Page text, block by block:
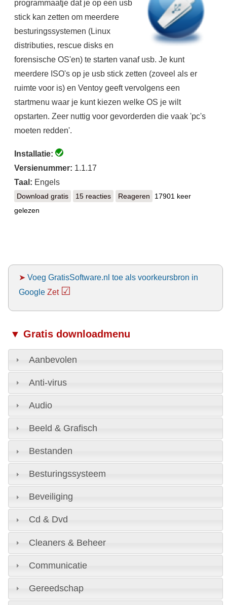
programmaatje dat je op een usb
stick kan zetten om meerdere
besturingssystemen (Linux
distributies, rescue disks en
forensische OS'en) te starten vanaf usb. Je kunt
meerdere ISO's op je usb stick zetten (zoveel als er
ruimte voor is) en Ventoy geeft vervolgens een
startmenu waar je kunt kiezen welke OS je wilt
opstarten. Zeer nuttig voor gevorderden die vaak 'pc's
moeten redden'.
Installatie:
Versienummer: 1.1.17
Taal: Engels
Download gratisVentoy
15 reacties Reageren
17901 keer
gelezen
➤ Voeg GratisSoftware.nl toe als voorkeursbron in
Google Zet ☑
▼ Gratis downloadmenu
Aanbevolen
Anti-virus
Audio
Beeld & Grafisch
Bestanden
Besturingssysteem
Beveiliging
Cd & Dvd
Cleaners & Beheer
Communicatie
Gereedschap